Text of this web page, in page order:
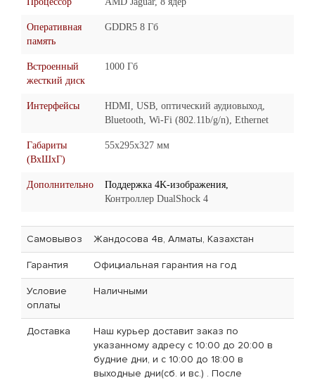
Оперативная
память
GDDR5 8 Гб
Встроенный
жесткий диск
1000 Гб
Интерфейсы
HDMI, USB, оптический аудиовыход,
Bluetooth, Wi-Fi (802.11b/g/n), Ethernet
Габариты
(ВхШхГ)
55x295x327 мм
Дополнительно
Поддержка 4K-изображения,
Контроллер DualShock 4
Самовывоз Жандосова 4в, Алматы, Казахстан
Гарантия Официальная гарантия на год
Условие
оплаты
Наличными
Доставка
Наш курьер доставит заказ по
указанному адресу с 10:00 до 20:00 в
будние дни, и с 10:00 до 18:00 в
выходные дни(сб. и вс.) . После